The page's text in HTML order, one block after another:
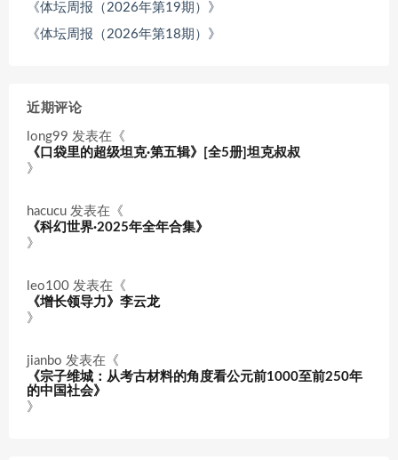
《体坛周报（2026年第19期）》
《体坛周报（2026年第18期）》
近期评论
long99 发表在《
《口袋里的超级坦克·第五辑》[全5册]坦克叔叔
》
hacucu 发表在《
《科幻世界·2025年全年合集》
》
leo100 发表在《
《增长领导力》李云龙
》
jianbo 发表在《
《宗子维城：从考古材料的角度看公元前1000至前250年
的中国社会》
》